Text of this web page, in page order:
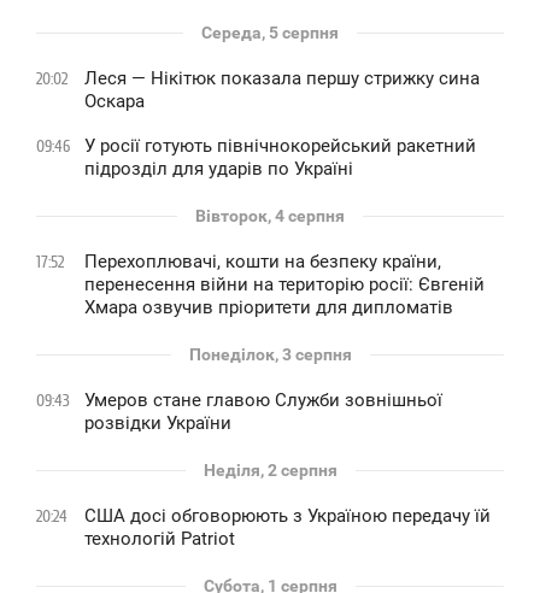
Середа, 5 серпня
20:02
Леся — Нікітюк показала першу стрижку сина
Оскара
09:46
У росії готують північнокорейський ракетний
підрозділ для ударів по Україні
Вівторок, 4 серпня
17:52
Перехоплювачі, кошти на безпеку країни,
перенесення війни на територію росії: Євгеній
Хмара озвучив пріоритети для дипломатів
Понеділок, 3 серпня
09:43
Умеров стане главою Служби зовнішньої
розвідки України
Неділя, 2 серпня
20:24
США досі обговорюють з Україною передачу їй
технологій Patriot
Субота, 1 серпня